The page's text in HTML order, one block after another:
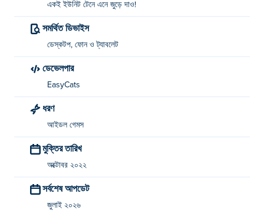
একই ইউনিট টেনে এনে জুড়ে দাও!
সমর্থিত ডিভাইস
ডেস্কটপ, ফোন ও ট্যাবলেট
ডেভেলপার
EasyCats
ধরণ
আইডল গেমস
মুক্তির তারিখ
অক্টোবর ২০২২
সর্বশেষ আপডেট
জুলাই ২০২৬